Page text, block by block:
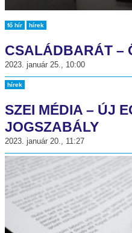
fő hír hírek
CSALÁDBARÁT –
2023. január 25., 10:00
hírek
SZEI MÉDIA – ÚJ
JOGSZABÁLY
2023. január 20., 11:27